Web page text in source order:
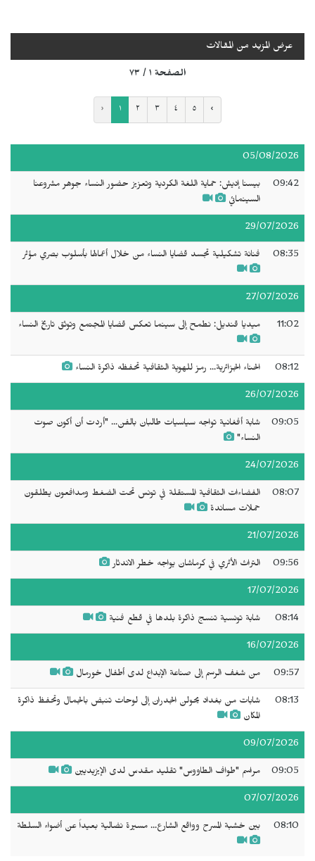
عرض المزيد من المقالات
الصفحة ١ / ٧٣
‹ ١ ٢ ٣ ٤ ٥ ›
05/08/2026
09:42
بيسنا إديش: حماية اللغة الكردية وتعزيز حضور النساء جوهر مشروعنا
السينمائي
29/07/2026
08:35 فنانة تشكيلية تجسد قضايا النساء من خلال أعمالها بأسلوب بصري مؤثر
27/07/2026
11:02 ميديا قنديل: نطمح إلى سينما تعكس قضايا المجتمع وتوثق تاريخ النساء
08:12 الحناء الجزائرية... رمز للهوية الثقافية تحفظه ذاكرة النساء
26/07/2026
09:05
شابة أفغانية تواجه سياسيات طالبان بالفن... "أردت أن أكون صوت
النساء"
24/07/2026
08:07
الفضاءات الثقافية المستقلة في تونس تحت الضغط ومدافعون يطلقون
حملات مساندة
21/07/2026
09:56 التراث الأثري في كرماشان يواجه خطر الاندثار
17/07/2026
08:14 شابة تونسية تنسج ذاكرة بلدها في قطع فنية
16/07/2026
09:57 من شغف الرسم إلى صناعة الإبداع لدى أطفال خورمال
08:13
شابات من بغداد يحولن الجدران إلى لوحات تنبض بالجمال وتحفظ ذاكرة
المكان
09/07/2026
09:05 مراسم "طواف الطاووس" تقليد مقدس لدى الإيزيديين
07/07/2026
08:10 بين خشبة المسرح وواقع الشارع... مسيرة نضالية بعيداً عن أضواء السلطة